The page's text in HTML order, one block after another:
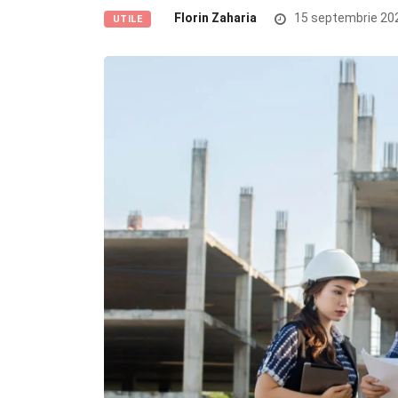
UTILE Florin Zaharia 15 septembrie